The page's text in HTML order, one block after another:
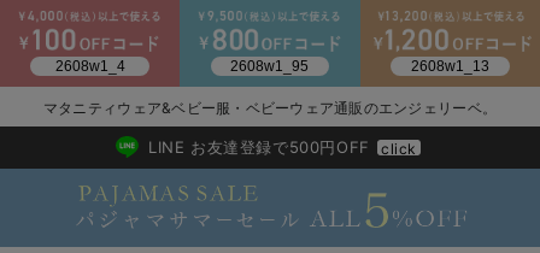
マタニティウェア&ベビー服・ベビーウェア通販のエンジェリーベ。
2026/NewArrival
送料495円(一部地域を除く) 7,700円以上で送料無料
LINE お友達登録で500円OFF click